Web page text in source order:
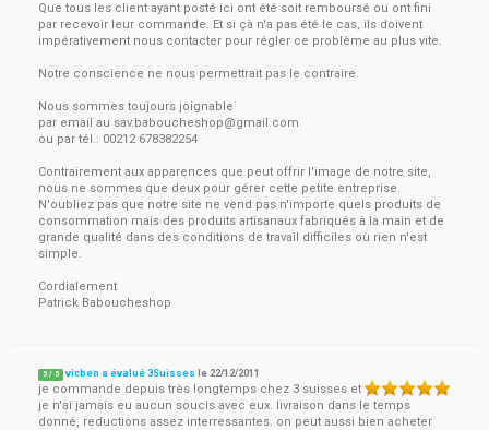
Que tous les client ayant posté ici ont été soit remboursé ou ont fini
par recevoir leur commande. Et si çà n'a pas été le cas, ils doivent
impérativement nous contacter pour régler ce problème au plus vite.
Notre conscience ne nous permettrait pas le contraire.
Nous sommes toujours joignable
par email au sav.baboucheshop@gmail.com
ou par tél.: 00212 678382254
Contrairement aux apparences que peut offrir l'image de notre site,
nous ne sommes que deux pour gérer cette petite entreprise.
N'oubliez pas que notre site ne vend pas n'importe quels produits de
consommation mais des produits artisanaux fabriqués à la main et de
grande qualité dans des conditions de travail difficiles où rien n'est
simple.
Cordialement
Patrick Baboucheshop
5 / 5 vicben a évalué 3Suisses le 22/12/2011
je commande depuis très longtemps chez 3 suisses et
je n'ai jamais eu aucun soucis avec eux. livraison dans le temps
donné, reductions assez interressantes. on peut aussi bien acheter